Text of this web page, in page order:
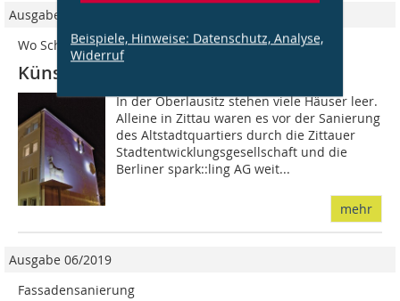
Beispiele, Hinweise: Datenschutz, Analyse,
Widerruf
Ausgabe 06/2011
Wo Schafe die Wände hoch laufen
Künstlerviertel, Zittau
In der Oberlausitz stehen viele Häuser leer.
Alleine in Zittau waren es vor der Sanierung
des Altstadtquartiers durch die Zittauer
Stadtentwicklungsgesellschaft und die
Berliner spark::ling AG weit...
mehr
Ausgabe 06/2019
Fassadensanierung